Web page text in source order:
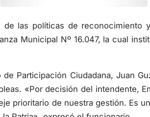
Municipal Nº 16.047, la cual
«Por decisión del intendente,
prioritario de nuestra gestión. Es
Patria», expresó el funcionario.